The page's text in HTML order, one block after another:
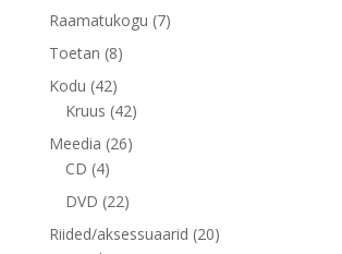
toodet
Raamatukogu 77
Toetan 88
Kodu 4242
toodet
Kruus 4242
toodet
Meedia 2626
CD 44
toodet
DVD 2222
Riided/aksessuaarid 2020